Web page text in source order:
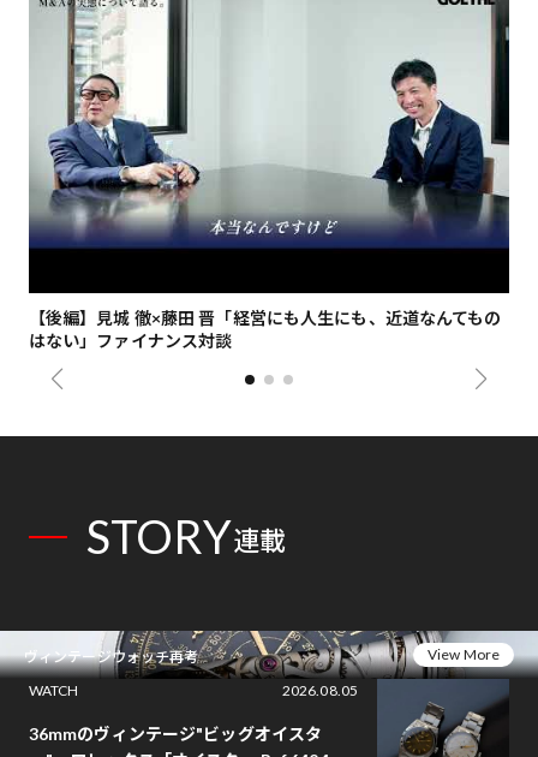
【後編】見城 徹×藤田 晋「経営にも人生にも、近道なんてもの
はない」ファイナンス対談
STORY連載
ヴィンテージウォッチ再考
View More
WATCH
2026.08.05
36mmのヴィンテージ"ビッグオイスタ